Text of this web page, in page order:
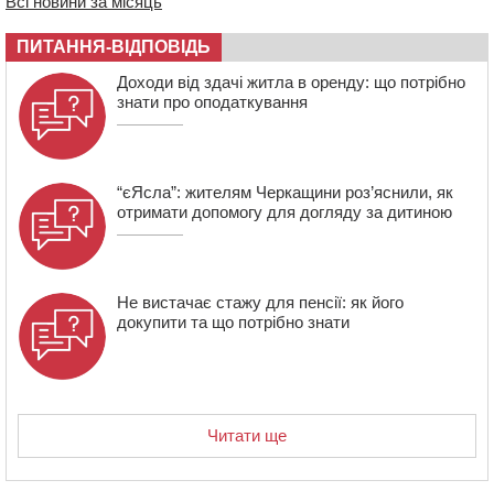
сплатили на Черкащині
06 СЕРПНЯ 2026, ЧЕТВЕР
21:13 Вісім медалей, з яких чотири золоті: черкаські
спортсмени тріумфували на чемпіонаті України
ПИТАННЯ-ВІДПОВІДЬ
Доходи від здачі житла в оренду: що потрібно
знати про оподаткування
“єЯсла”: жителям Черкащини роз’яснили, як
отримати допомогу для догляду за дитиною
Не вистачає стажу для пенсії: як його
докупити та що потрібно знати
Читати ще